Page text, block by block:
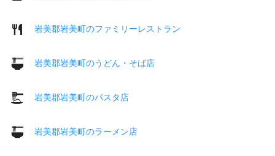
岩美郡岩美町のファミリーレストラン
岩美郡岩美町のうどん・そば店
岩美郡岩美町のパスタ店
岩美郡岩美町のラーメン店